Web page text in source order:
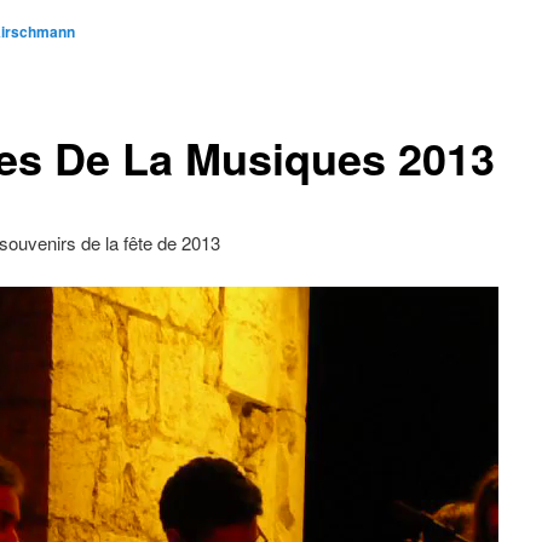
De La Musiques 2013
de la fête de 2013